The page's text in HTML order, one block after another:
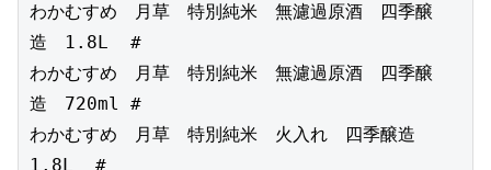
わかむすめ　月草　特別純米　無濾過原酒　四季醸
造　1.8L  #
わかむすめ　月草　特別純米　無濾過原酒　四季醸
造　720ml #
わかむすめ　月草　特別純米　火入れ　四季醸造
1.8L  #